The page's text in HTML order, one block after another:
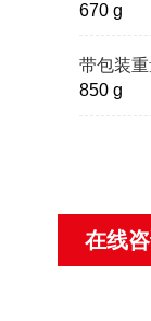
670 g
带包装
850 g
在线